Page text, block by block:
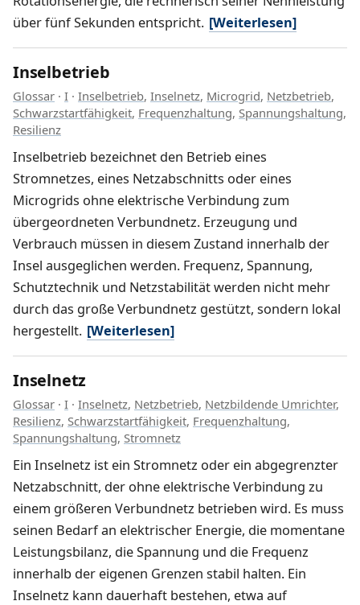
über fünf Sekunden entspricht. [Weiterlesen]
Inselbetrieb
Glossar · I · Inselbetrieb, Inselnetz, Microgrid, Netzbetrieb,
Schwarzstartfähigkeit, Frequenzhaltung, Spannungshaltung,
Resilienz
Inselbetrieb bezeichnet den Betrieb eines
Stromnetzes, eines Netzabschnitts oder eines
Microgrids ohne elektrische Verbindung zum
übergeordneten Verbundnetz. Erzeugung und
Verbrauch müssen in diesem Zustand innerhalb der
Insel ausgeglichen werden. Frequenz, Spannung,
Schutztechnik und Netzstabilität werden nicht mehr
durch das große Verbundnetz gestützt, sondern lokal
hergestellt. [Weiterlesen]
Inselnetz
Glossar · I · Inselnetz, Netzbetrieb, Netzbildende Umrichter,
Resilienz, Schwarzstartfähigkeit, Frequenzhaltung,
Spannungshaltung, Stromnetz
Ein Inselnetz ist ein Stromnetz oder ein abgegrenzter
Netzabschnitt, der ohne elektrische Verbindung zu
einem größeren Verbundnetz betrieben wird. Es muss
seinen Bedarf an elektrischer Energie, die momentane
Leistungsbilanz, die Spannung und die Frequenz
innerhalb der eigenen Grenzen stabil halten. Ein
Inselnetz kann dauerhaft bestehen, etwa auf